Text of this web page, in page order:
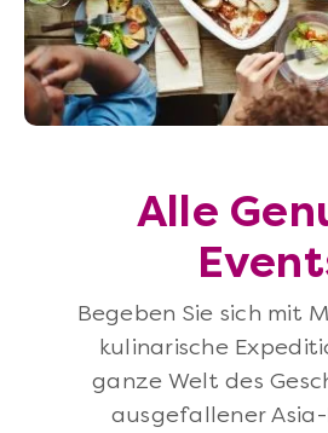
Alle
Begeben Sie sich mit
kulinarische
ganze Welt des
ausgefallener Asia-